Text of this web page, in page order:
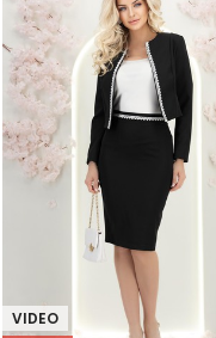
VIDEO